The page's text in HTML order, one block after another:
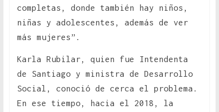
completas, donde también hay niños,
niñas y adolescentes, además de ver
más mujeres”.
Karla Rubilar, quien fue Intendenta
de Santiago y ministra de Desarrollo
Social, conoció de cerca el problema.
En ese tiempo, hacia el 2018, la